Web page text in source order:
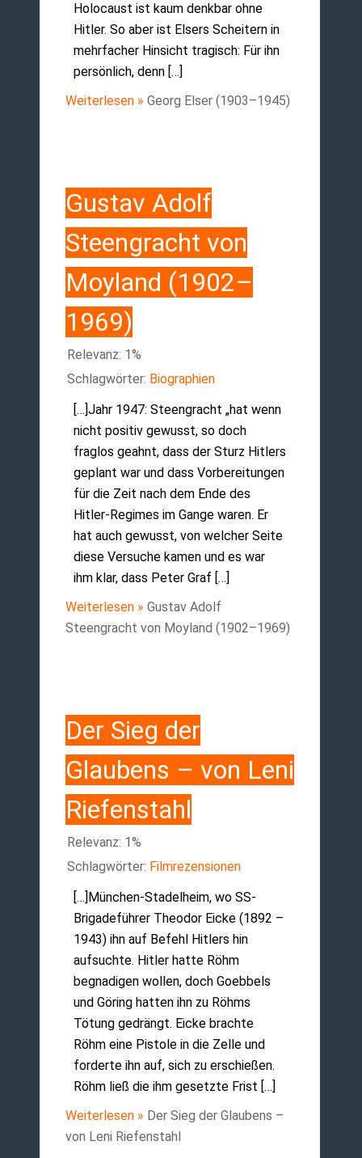
Holocaust ist kaum denkbar ohne
Hitler. So aber ist Elsers Scheitern in
mehrfacher Hinsicht tragisch: Für ihn
persönlich, denn […]
Weiterlesen » Georg Elser (1903–1945)
Gustav Adolf
Steengracht von
Moyland (1902–
1969)
Relevanz: 1%
Schlagwörter: Biographien
[…]Jahr 1947: Steengracht „hat wenn
nicht positiv gewusst, so doch
fraglos geahnt, dass der Sturz Hitlers
geplant war und dass Vorbereitungen
für die Zeit nach dem Ende des
Hitler-Regimes im Gange waren. Er
hat auch gewusst, von welcher Seite
diese Versuche kamen und es war
ihm klar, dass Peter Graf […]
Weiterlesen » Gustav Adolf
Steengracht von Moyland (1902–1969)
Der Sieg der
Glaubens – von Leni
Riefenstahl
Relevanz: 1%
Schlagwörter: Filmrezensionen
[…]München-Stadelheim, wo SS-
Brigadeführer Theodor Eicke (1892 –
1943) ihn auf Befehl Hitlers hin
aufsuchte. Hitler hatte Röhm
begnadigen wollen, doch Goebbels
und Göring hatten ihn zu Röhms
Tötung gedrängt. Eicke brachte
Röhm eine Pistole in die Zelle und
forderte ihn auf, sich zu erschießen.
Röhm ließ die ihm gesetzte Frist […]
Weiterlesen » Der Sieg der Glaubens –
von Leni Riefenstahl